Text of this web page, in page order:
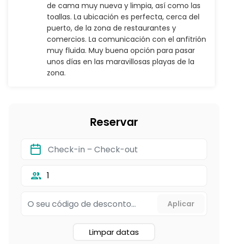
de cama muy nueva y limpia, así como las
toallas. La ubicación es perfecta, cerca del
puerto, de la zona de restaurantes y
comercios. La comunicación con el anfitrión
muy fluida. Muy buena opción para pasar
unos días en las maravillosas playas de la
zona.
Reservar
1
Limpar datas